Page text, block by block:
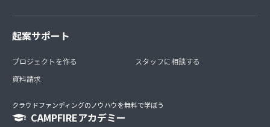
起案サポート
プロジェクトを作る
資料請求
スタッフに相談する
クラウドファンディングのノウハウを無料で学ぼう
CAMPFIREアカデミー